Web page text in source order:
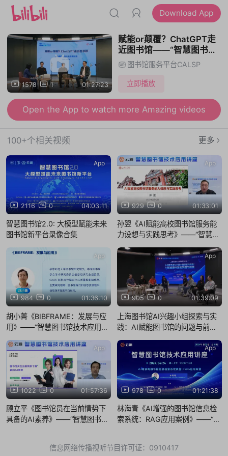
Download App
1578 1 01:27:23
赋能or颠覆？ChatGPT走
近图书馆——“智慧图书馆
技术应用讲座”2023年第3
期（总第19期）特别访谈
图书馆服务平台CALSP
立即播放
Open the App to watch more Amazing videos
100+个相关视频 更多
2116 0 04:03:11
App
智慧图书馆2.0: 大模型赋能未来
图书馆新平台录像合集
929 0 01:33:01
App
孙翌《AI赋能高校图书馆服务能
力设想与实践思考》——“智慧图
（总第37期）
984 0 01:36:10
App
胡小菁《BIBFRAME：发展与应
用》——“智慧图书馆技术应用讲
905 0 01:39:09
App
上海图书馆AI兴趣小组探索与实
践：AI赋能图书馆的问题与前景
2024年第7期（总第33期）
1022 0 01:57:36
App
顾立平《图书馆员在当前情势下
具备的AI素养》——“智慧图书馆
978 0 01:21:38
App
林海青《AI增强的图书馆信息检
索系统：RAG应用案例》——“智
信息网络传播视听节目许可证：0910417